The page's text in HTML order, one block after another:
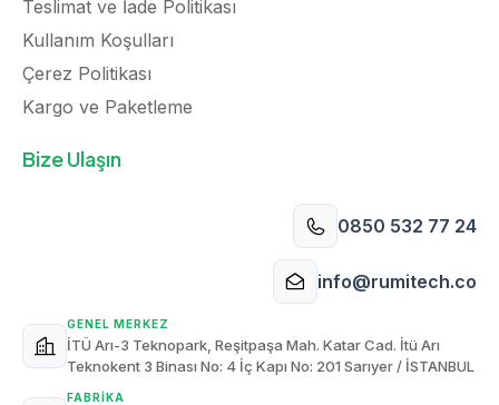
Teslimat ve İade Politikası
Kullanım Koşulları
Çerez Politikası
Kargo ve Paketleme
Bize Ulaşın
0850 532 77 24
info@rumitech.co
GENEL MERKEZ
İTÜ Arı-3 Teknopark, Reşitpaşa Mah. Katar Cad. İtü Arı
Teknokent 3 Binası No: 4 İç Kapı No: 201 Sarıyer / İSTANBUL
FABRIKA